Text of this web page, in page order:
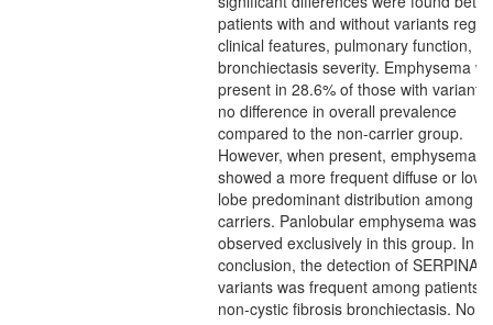
patients with and without variants
clinical features, pulmonary function, or
bronchiectasis severity. Emphysema
present in 28.6% of those with
no difference in overall prevalence
compared to the non-carrier group.
However, when present, emphysema
showed a more frequent diffuse or
lobe predominant distribution among
carriers. Panlobular emphysema was
observed exclusively in this group. In
conclusion, the detection of SERPINA1
variants was frequent among patients
non-cystic fibrosis bronchiectasis. No